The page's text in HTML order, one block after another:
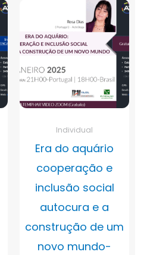
Individual
Era do aquário
cooperação e
inclusão social
autocura e a
construção de um
novo mundo-